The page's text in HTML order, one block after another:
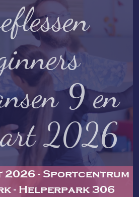
9 en
2026
2026 - Sportcentrum
- Helperpark 306